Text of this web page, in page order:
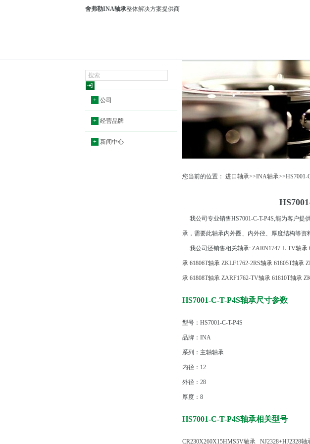
舍弗勒INA轴承整体解决方案提供商
+ 公司
+ 经营品牌
+ 新闻中心
您当前的位置： 进口轴承>>INA轴承>>HS7001-
我公司专业销售HS7001-C-T-P4S,能为客户提
承，需要此轴承内外圈、内外径、厚度结构等资
我公司还销售相关轴承: ZARN1747-L-TV轴承
承 61806T轴承 ZKLF1762-2RS轴承 61805T轴承
承 61808T轴承 ZARF1762-TV轴承 61810T轴承
HS7001-C-T-P4S轴承尺寸参数
型号：HS7001-C-T-P4S
品牌：INA
系列：主轴轴承
内径：12
外径：28
厚度：8
HS7001-C-T-P4S轴承相关型号
CR230X260X15HMS5V轴承 NJ2328+HJ2328轴